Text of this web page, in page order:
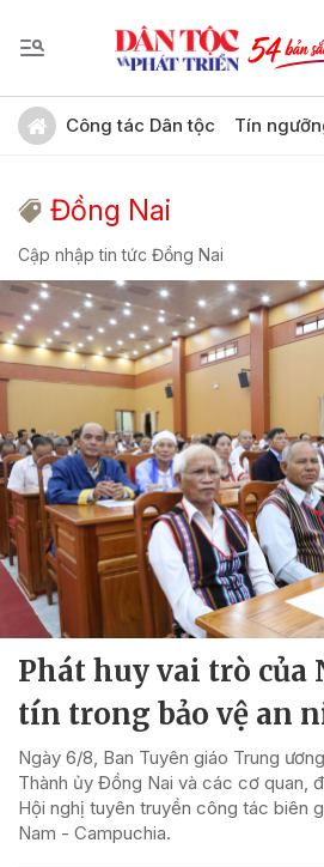
Công tác Dân tộc Tín
Đồng Nai
Cập nhập tin tức Đồng Nai
Phát huy vai trò của
tín trong bảo vệ an
Ngày 6/8, Ban Tuyên giáo Trung
Thành ủy Đồng Nai và các cơ quan,
Hội nghị tuyên truyền công tác biên
Nam - Campuchia.